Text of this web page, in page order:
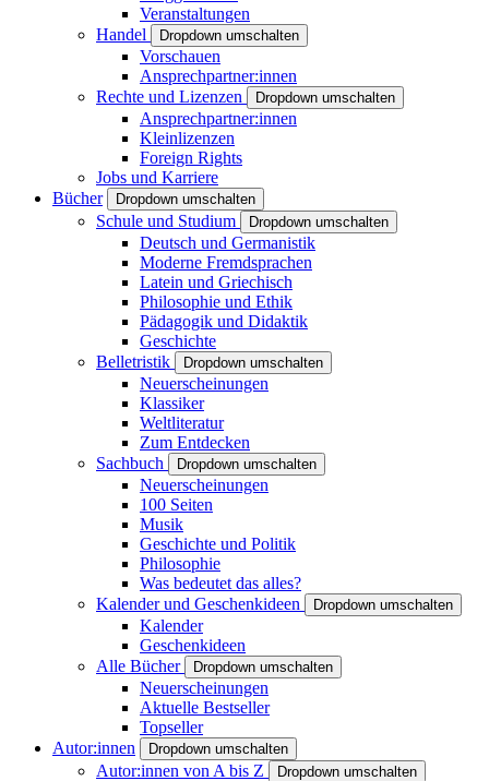
Veranstaltungen
Handel
Dropdown umschalten
Vorschauen
Ansprechpartner:innen
Rechte und Lizenzen
Dropdown umschalten
Ansprechpartner:innen
Kleinlizenzen
Foreign Rights
Jobs und Karriere
Bücher
Dropdown umschalten
Schule und Studium Dropdown umschalten
Deutsch und Germanistik
Moderne Fremdsprachen
Latein und Griechisch
Philosophie und Ethik
Pädagogik und Didaktik
Geschichte
Belletristik
Dropdown umschalten
Neuerscheinungen
Klassiker
Weltliteratur
Zum Entdecken
Sachbuch
Dropdown umschalten
Neuerscheinungen
100 Seiten
Musik
Geschichte und Politik
Philosophie
Was bedeutet das alles?
Kalender und Geschenkideen
Dropdown umschalten
Kalender
Geschenkideen
Alle Bücher
Dropdown umschalten
Neuerscheinungen
Aktuelle Bestseller
Topseller
Autor:innen
Dropdown umschalten
Autor:innen von A bis Z Dropdown umschalten